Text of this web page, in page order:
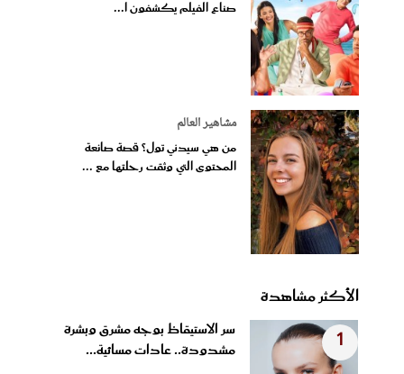
صناع الفيلم يكشفون ا...
مشاهير العالم
من هي سيدني تول؟ قصة صانعة
المحتوى التي وثقت رحلتها مع ...
الأكثر مشاهدة
1
سر الاستيقاظ بوجه مشرق وبشرة
مشدودة.. عادات مسائية...